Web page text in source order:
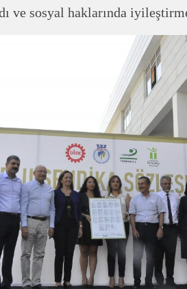
ve sosyal haklarında